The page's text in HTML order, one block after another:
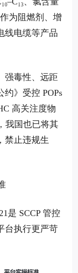
为阻燃剂、增
线电缆等产品
强毒性、远距
》受控 POPs
高关注度物
我国也已将其
禁止违规生
是 SCCP 管控
台执行更严苛